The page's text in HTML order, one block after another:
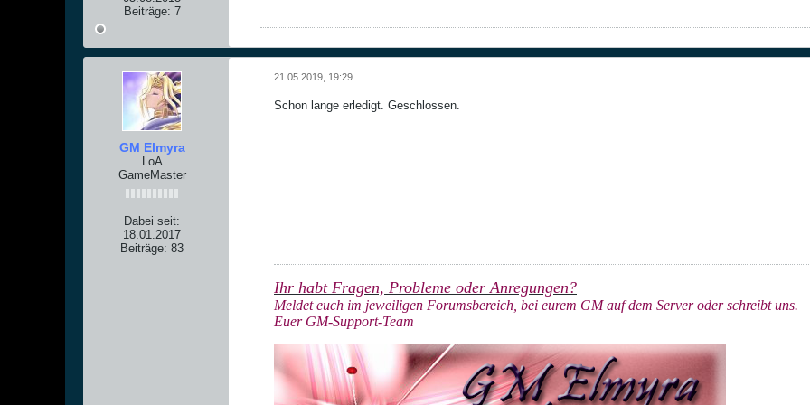
Beiträge: 7
GM Elmyra
LoA
GameMaster
Dabei seit:
18.01.2017
Beiträge: 83
21.05.2019, 19:29
Schon lange erledigt. Geschlossen.
Ihr habt Fragen, Probleme oder Anregungen?
Meldet euch im jeweiligen Forumsbereich, bei eurem GM auf dem Server oder schreibt uns.
Euer GM-Support-Team